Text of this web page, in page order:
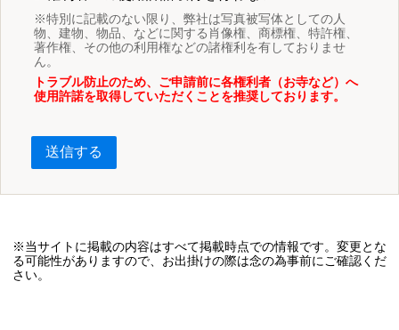
※特別に記載のない限り、弊社は写真被写体としての人
物、建物、物品、などに関する肖像権、商標権、特許権、
著作権、その他の利用権などの諸権利を有しておりませ
ん。
トラブル防止のため、ご申請前に各権利者（お寺など）へ
使用許諾を取得していただくことを推奨しております。
送信する
※当サイトに掲載の内容はすべて掲載時点での情報です。変更とな
る可能性がありますので、お出掛けの際は念の為事前にご確認くだ
さい。